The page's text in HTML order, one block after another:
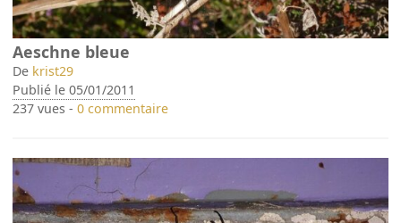
Aeschne bleue
De krist29
Publié le 05/01/2011
237 vues -0 commentaire